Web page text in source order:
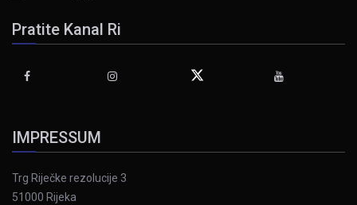
Pratite Kanal Ri
IMPRESSUM
Trg Riječke rezolucije 3
51000 Rijeka